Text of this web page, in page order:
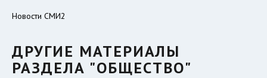
Новости СМИ2
ДРУГИЕ МАТЕРИАЛЫ
РАЗДЕЛА "ОБЩЕСТВО"